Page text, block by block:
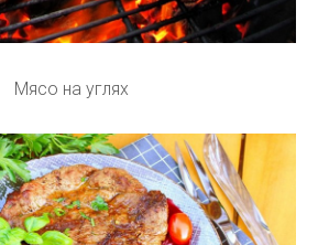
Мясо на углях